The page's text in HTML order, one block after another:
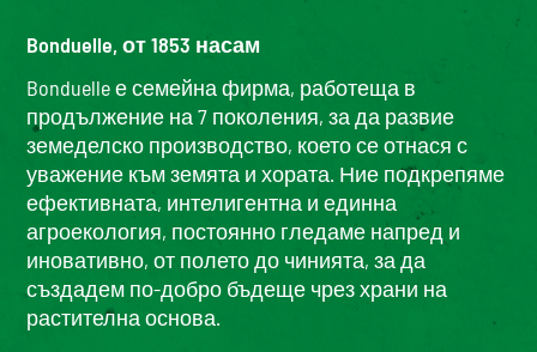
Bonduelle, от 1853 насам
Bonduelle е семейна фирма, работеща в
продължение на 7 поколения, за да развие
земеделско производство, което се отнася с
уважение към земята и хората. Ние подкрепяме
ефективната, интелигентна и единна
агроекология, постоянно гледаме напред и
иновативно, от полето до чинията, за да
създадем по-добро бъдеще чрез храни на
растителна основа.